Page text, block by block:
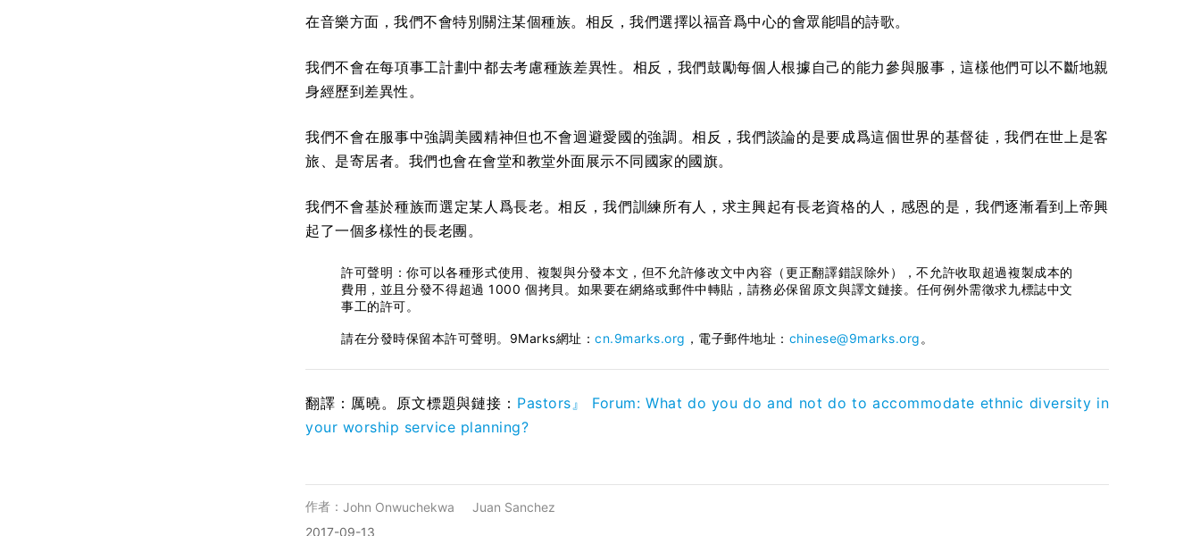
在音樂方面，我們不會特別關注某個種族。相反，我們選擇以福音爲中心的會眾能唱的詩歌。
我們不會在每項事工計劃中都去考慮種族差異性。相反，我們鼓勵每個人根據自己的能力參與服事，這樣他們可以不斷地親
身經歷到差異性。
我們不會在服事中強調美國精神但也不會迴避愛國的強調。相反，我們談論的是要成爲這個世界的基督徒，我們在世上是客
旅、是寄居者。我們也會在會堂和教堂外面展示不同國家的國旗。
我們不會基於種族而選定某人爲長老。相反，我們訓練所有人，求主興起有長老資格的人，感恩的是，我們逐漸看到上帝興
起了一個多樣性的長老團。
許可聲明：你可以各種形式使用、複製與分發本文，但不允許修改文中內容（更正翻譯錯誤除外），不允許收取超過複製成本的
費用，並且分發不得超過 1000 個拷貝。如果要在網絡或郵件中轉貼，請務必保留原文與譯文鏈接。任何例外需徵求九標誌中文
事工的許可。
請在分發時保留本許可聲明。9Marks網址： cn.9marks.org ，電子郵件地址： chinese@9marks.org 。
翻譯：厲曉。原文標題與鏈接： Pastors』 Forum: What do you do and not do to accommodate ethnic diversity in
your worship service planning?
作者： John Onwuchekwa
Juan Sanchez
2017-09-13